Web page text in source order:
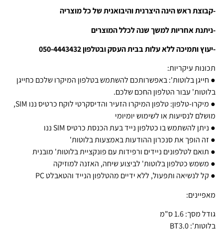
-קבוצת ראש הינה היצרנית והיבואנית של כל מוצריה
-ניתנת אחריות למשך שנה לכלל המוצרים
-יעוץ ותמיכה ללא עלות בבית העסק ובטלפון 050-4443432
תכונות עיקריות:
● חייגן בלוטות': באפשרותכם להשתמש בטלפון המיקרו שלכם כחייגן
בלוטות' עבור הטלפון החכם שלכם.
● מיקרו-טלפון: טלפון המיקרו הזעיר והדיסקרטי לוקח כרטיס ננו SIM,
מושלם לנסיעות או לשימוש יומיומי
● ניתן להשתמש בו כטלפון נייד בעת הכנסת כרטיס SIM ננו
● זה הופך את סנכרון ההודעות באמצעות בלוטות'
● תואם לטלפונים ניידים ורפידות עם פונקציית בלוטות' מובנית
● משמש כטלפון בלוטות' לביצוע שיחה, האזנה למוזיקה
● קל לנשיאה ותפעול, ללא ידיים מהטלפון הנייד והטאבלט PC
מאפיינים:
גודל מסך: 1.6 ס"מ
בלוטות': BT3.0